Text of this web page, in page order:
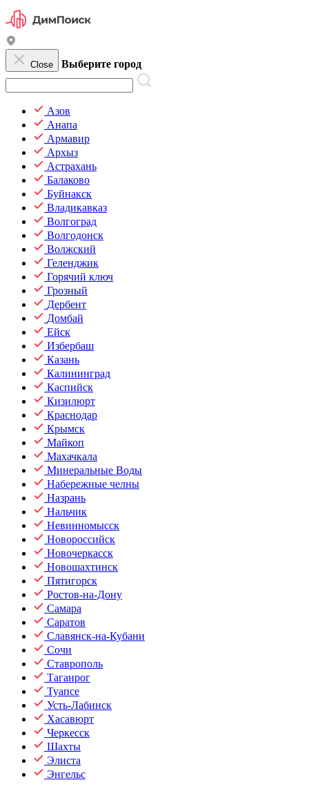
Close Выберите город
Азов
Анапа
Армавир
Архыз
Астрахань
Балаково
Буйнакск
Владикавказ
Волгоград
Волгодонск
Волжский
Геленджик
Горячий ключ
Грозный
Дербент
Домбай
Ейск
Избербаш
Казань
Калининград
Каспийск
Кизилюрт
Краснодар
Крымск
Майкоп
Махачкала
Минеральные Воды
Набережные челны
Назрань
Нальчик
Невинномысск
Новороссийск
Новочеркасск
Новошахтинск
Пятигорск
Ростов-на-Дону
Самара
Саратов
Славянск-на-Кубани
Сочи
Ставрополь
Таганрог
Туапсе
Усть-Лабинск
Хасавюрт
Черкесск
Шахты
Элиста
Энгельс